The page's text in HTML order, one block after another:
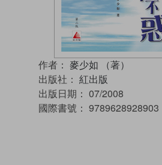
作者： 麥少如 （著）
出版社： 紅出版
出版日期： 07/2008
國際書號： 9789628928903